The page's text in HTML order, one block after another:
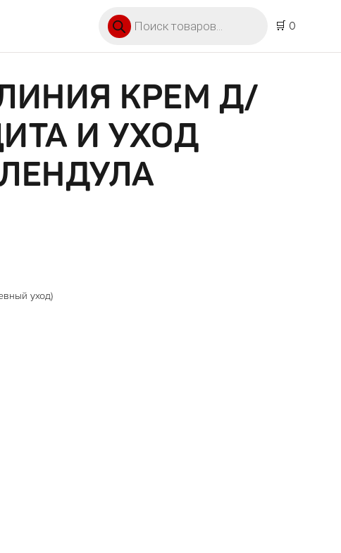
🛒 0
КРЕМ Д/
И УХОД
уход)